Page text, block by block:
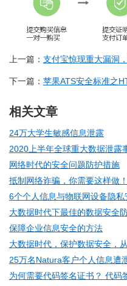
上一篇： 支付宝惊现重大漏洞
下一篇： 苹果ATS安全标准之
相关文章
24万大学生敏感信息泄露
2020上半年全球重大数据泄露
网络时代的安全问题防护措施
抵制网络诈骗，你需要这样做！
6个个人信息与物联网设备隐私
大数据时代下最佳的数据安全
保障企业信息安全的方法
大数据时代，保护数据安全，
25万名Natura客户个人信息遭
为何需要代码签名证书？ 代码